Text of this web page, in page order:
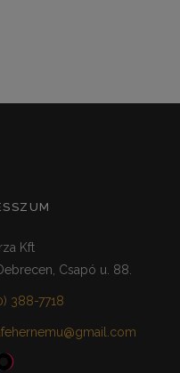
Kft
Csapó u. 88.
388-7718